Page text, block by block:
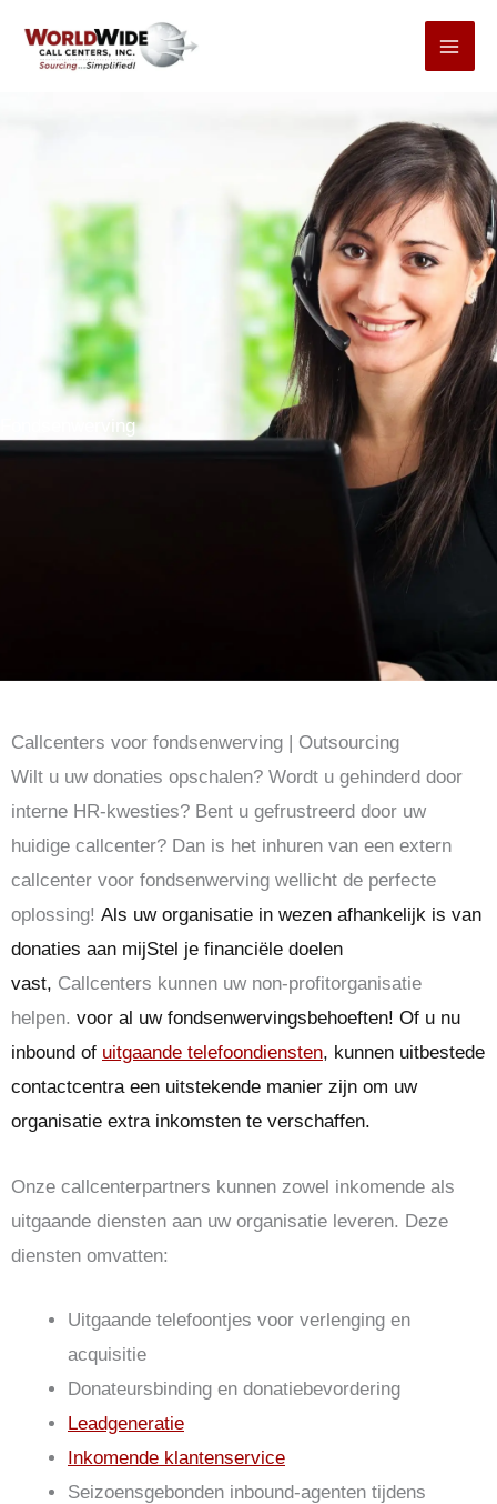
naar
Fondsenwerving
Callcenters voor fondsenwerving | Outsourcing
Wilt u uw donaties opschalen? Wordt u gehinderd door
interne HR-kwesties? Bent u gefrustreerd door uw
huidige callcenter? Dan is het inhuren van een extern
callcenter voor fondsenwerving wellicht de perfecte
oplossing! Als uw organisatie in wezen afhankelijk is van
donaties aan mijStel je financiële doelen
vast, Callcenters kunnen uw non-profitorganisatie
helpen. voor al uw fondsenwervingsbehoeften! Of u nu
inbound of uitgaande telefoondiensten, kunnen uitbestede
contactcentra een uitstekende manier zijn om uw
organisatie extra inkomsten te verschaffen.
Onze callcenterpartners kunnen zowel inkomende als
uitgaande diensten aan uw organisatie leveren. Deze
diensten omvatten:
Uitgaande telefoontjes voor verlenging en
acquisitie
Donateursbinding en donatiebevordering
Leadgeneratie
Inkomende klantenservice
Seizoensgebonden inbound-agenten tijdens